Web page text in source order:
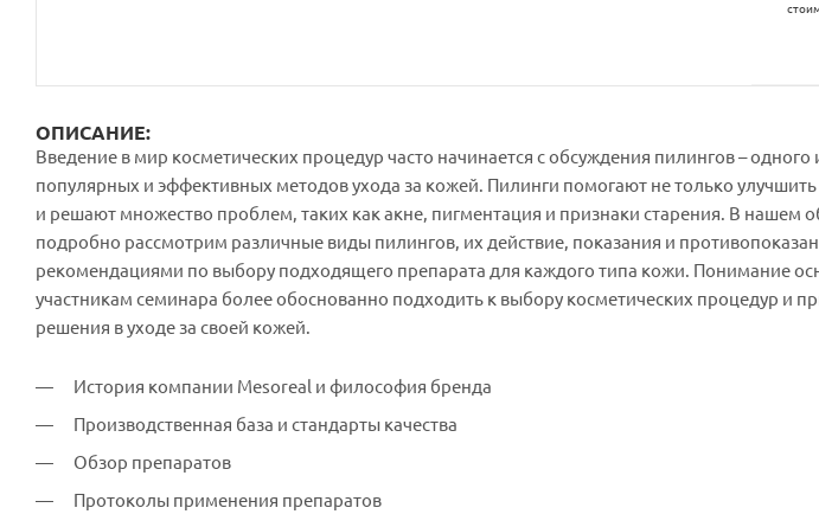
ОПИСАНИЕ:
Введение в мир косметических процедур часто начинается с обсуждения пилингов – одного
популярных и эффективных методов ухода за кожей. Пилинги помогают не только улучшить
и решают множество проблем, таких как акне, пигментация и признаки старения. В нашем
подробно рассмотрим различные виды пилингов, их действие, показания и
рекомендациями по выбору подходящего препарата для каждого типа кожи. Понимание
участникам семинара более обоснованно подходить к выбору косметических процедур и
решения в уходе за своей кожей.
История компании Mesoreal и философия бренда
Производственная база и стандарты качества
Обзор препаратов
Протоколы применения препаратов